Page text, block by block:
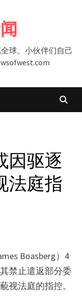
球。小伙伴们自己
因驱逐
法庭指
Boasberg）4
禁止遣返部分委
视法庭的指控。